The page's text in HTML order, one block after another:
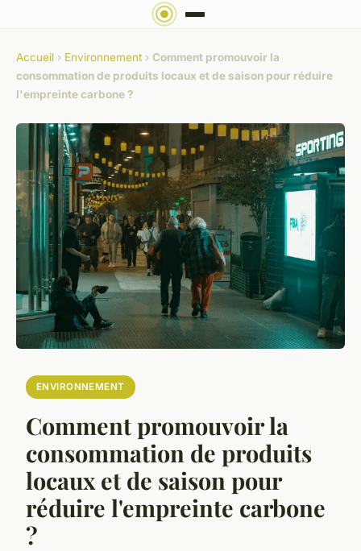
Accueil › Environnement › Comment promouvoir la
consommation de produits locaux et de saison pour réduire
l'empreinte carbone ?
ENVIRONNEMENT
Comment promouvoir la
consommation de produits
locaux et de saison pour
réduire l'empreinte carbone
?